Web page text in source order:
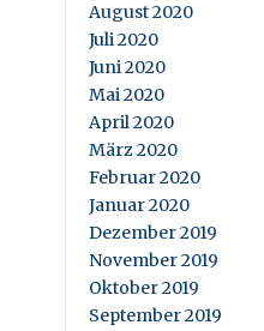
August 2020
Juli 2020
Juni 2020
Mai 2020
April 2020
März 2020
Februar 2020
Januar 2020
Dezember 2019
November 2019
Oktober 2019
September 2019